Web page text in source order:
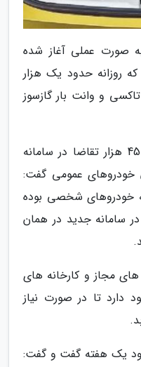
صورت عملی آغاز شده
روزانه حدود یک هزار
و وانت بار گازسوز
وی با اشاره به دریافت بیش از 45 هزار تقاضا در سامانه
خودروهای عمومی گفت:
خودروهای شخصی بوده
سامانه جدید در همان
های مجاز و کارخانه های
دارد تا در صورت نیاز
یک هفته گفت و گفت: